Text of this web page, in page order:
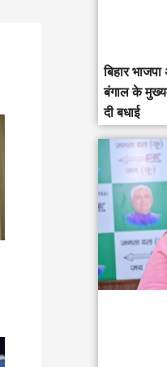
‎बिहार
बंगाल के
दी बधाई